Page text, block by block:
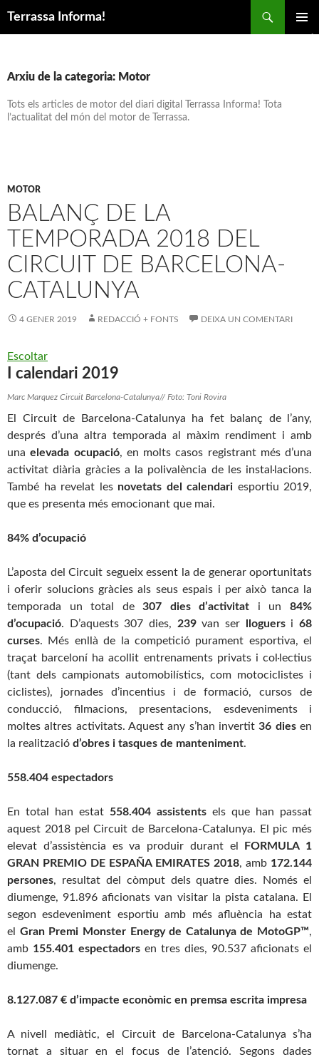
Terrassa Informa!
Arxiu de la categoria: Motor
Tots els articles de motor del diari digital Terrassa Informa! Tota
l’actualitat del món del motor de Terrassa.
MOTOR
BALANÇ DE LA
TEMPORADA 2018 DEL
CIRCUIT DE BARCELONA-
CATALUNYA
4 GENER 2019 REDACCIÓ + FONTS DEIXA UN COMENTARI
Escoltar
I calendari 2019
Marc Marquez Circuit Barcelona-Catalunya// Foto: Toni Rovira
El Circuitde Barcelona-Catalunya ha fet balanç de l’any,
després d’una altra temporada al màxim rendiment i amb
unaelevada ocupació, en molts casos registrant més d’una
activitat diària gràcies a la polivalència de les instal·lacions.
També ha revelat les novetats del calendari esportiu 2019,
que es presenta més emocionant que mai.
84% d’ocupació
L’aposta del Circuit segueix essent la de generar oportunitats
i oferir solucions gràcies als seus espais i per això tanca la
temporada un total de307 dies d’activitat i un84%
d’ocupació. D’aquests 307 dies, 239van ser lloguersi68
curses. Més enllà de la competició purament esportiva, el
traçat barceloní ha acollit entrenaments privats i col·lectius
(tant dels campionats automobilístics, com motociclistes i
ciclistes), jornades d’incentius i de formació, cursos de
conducció, filmacions, presentacions, esdeveniments i
moltes altres activitats. Aquest any s’han invertit36 diesen
la realització d’obres i tasques de manteniment.
558.404 espectadors
En total han estat 558.404 assistents els que han passat
aquest 2018 pelCircuit de Barcelona-Catalunya. El pic més
elevat d’assistència es va produir durant el
FORMULA 1
GRAN PREMIO DE ESPAÑA EMIRATES 2018, amb 172.144
persones, resultat del còmput dels quatre dies. Només el
diumenge, 91.896 aficionats van visitar la pista catalana. El
segon esdeveniment esportiu amb més afluència ha estat
el Gran Premi Monster Energy de Catalunya de MotoGP™,
amb 155.401 espectadors en tres dies, 90.537 aficionats el
diumenge.
8.127.087 € d’impacte econòmic en premsa escrita impresa
A nivell mediàtic, el Circuitde Barcelona-Catalunya s’ha
tornat a situar en el focus de l’atenció. Segons dades